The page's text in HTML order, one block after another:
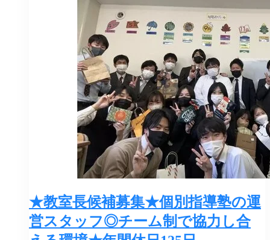
★教室長候補募集★個別指導塾の運
営スタッフ◎チーム制で協力し合